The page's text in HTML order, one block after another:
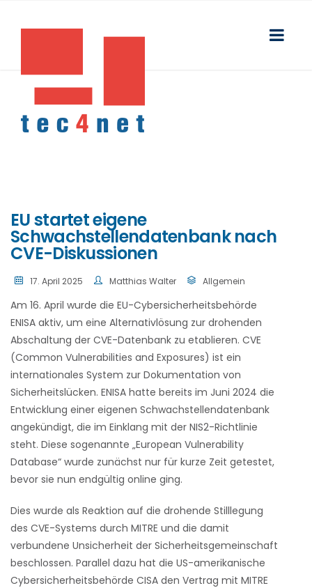
EU startet eigene
Schwachstellendatenbank nach
CVE-Diskussionen
17. April 2025 Matthias Walter Allgemein
Am 16. April wurde die EU-Cybersicherheitsbehörde
ENISA aktiv, um eine Alternativlösung zur drohenden
Abschaltung der CVE-Datenbank zu etablieren. CVE
(Common Vulnerabilities and Exposures) ist ein
internationales System zur Dokumentation von
Sicherheitslücken. ENISA hatte bereits im Juni 2024 die
Entwicklung einer eigenen Schwachstellendatenbank
angekündigt, die im Einklang mit der NIS2-Richtlinie
steht. Diese sogenannte „European Vulnerability
Database“ wurde zunächst nur für kurze Zeit getestet,
bevor sie nun endgültig online ging.
Dies wurde als Reaktion auf die drohende Stilllegung
des CVE-Systems durch MITRE und die damit
verbundene Unsicherheit der Sicherheitsgemeinschaft
beschlossen. Parallel dazu hat die US-amerikanische
Cybersicherheitsbehörde CISA den Vertrag mit MITRE